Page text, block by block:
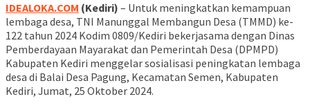
IDEALOKA.COM (Kediri) – Untuk meningkatkan kemampuan
lembaga desa, TNI Manunggal Membangun Desa (TMMD) ke-
122 tahun 2024 Kodim 0809/Kediri bekerjasama dengan Dinas
Pemberdayaan Mayarakat dan Pemerintah Desa (DPMPD)
Kabupaten Kediri menggelar sosialisasi peningkatan lembaga
desa di Balai Desa Pagung, Kecamatan Semen, Kabupaten
Kediri, Jumat, 25 Oktober 2024.